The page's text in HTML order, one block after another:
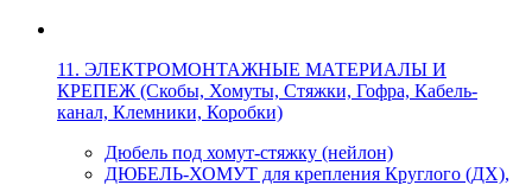
11. ЭЛЕКТРОМОНТАЖНЫЕ МАТЕРИАЛЫ И
КРЕПЕЖ (Скобы, Хомуты, Стяжки, Гофра, Кабель-
канал, Клемники, Коробки)
Дюбель под хомут-стяжку (нейлон)
ДЮБЕЛЬ-ХОМУТ для крепления Круглого (ДХ),